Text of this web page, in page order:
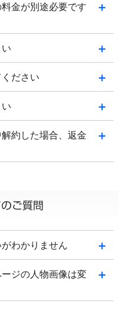
金が別途必要です
ださい
約した場合、返金
ご質問
わかりません
ジの人物画像は変